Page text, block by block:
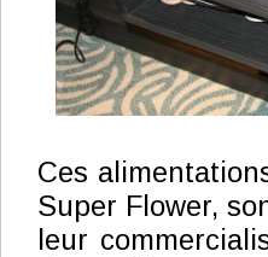
Ces
Super Flower,
leur